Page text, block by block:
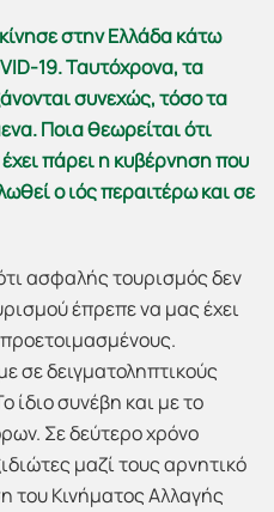
στην Ελλάδα κάτω
-19. Ταυτόχρονα, τα
συνεχώς, τόσο τα
Ποια θεωρείται ότι
πάρει η κυβέρνηση που
ο ιός περαιτέρω και σε
ασφαλής τουρισμός δεν
έπρεπε να μας έχει
σε δειγματοληπτικούς
ίδιο συνέβη και με το
Σε δεύτερο χρόνο
μαζί τους αρνητικό
του Κινήματος Αλλαγής